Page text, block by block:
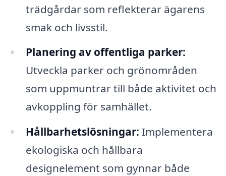
trädgårdar som reflekterar ägarens
smak och livsstil.
Planering av offentliga parker:
Utveckla parker och grönområden
som uppmuntrar till både aktivitet och
avkoppling för samhället.
Hållbarhetslösningar: Implementera
ekologiska och hållbara
designelement som gynnar både